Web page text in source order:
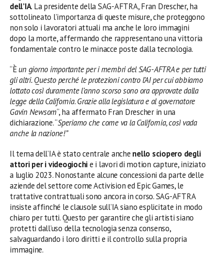
dell’IA. La presidente della SAG-AFTRA, Fran Drescher, ha
sottolineato l’importanza di queste misure, che proteggono
non solo i lavoratori attuali ma anche le loro immagini
dopo la morte, affermando che rappresentano una vittoria
fondamentale contro le minacce poste dalla tecnologia.
“È un giorno importante per i membri del SAG-AFTRA e per tutti
gli altri. Questo perché le protezioni contro l’AI per cui abbiamo
lottato così duramente l’anno scorso sono ora approvate dalla
legge della California.Grazie alla legislatura e al governatore
Gavin Newsom“, ha affermato Fran Drescher in una
dichiarazione. “Speriamo che come va la California, così vada
anche la nazione!”
Il tema dell’IA è stato centrale anche nello sciopero degli
attori per i videogiochie i lavori di motion capture, iniziato
a luglio 2023. Nonostante alcune concessioni da parte delle
aziende del settore come Activision ed Epic Games, le
trattative contrattuali sono ancora in corso. SAG-AFTRA
insiste affinché le clausole sull’IA siano esplicitate in modo
chiaro per tutti. Questo per garantire che gli artisti siano
protetti dall’uso della tecnologia senza consenso,
salvaguardando i loro diritti e il controllo sulla propria
immagine.